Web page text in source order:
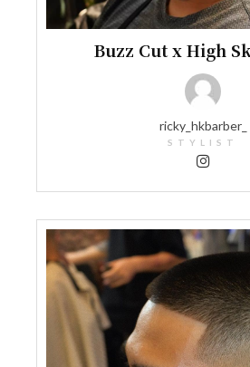
Buzz Cut x High
ricky_hkbarber_
STYLIST